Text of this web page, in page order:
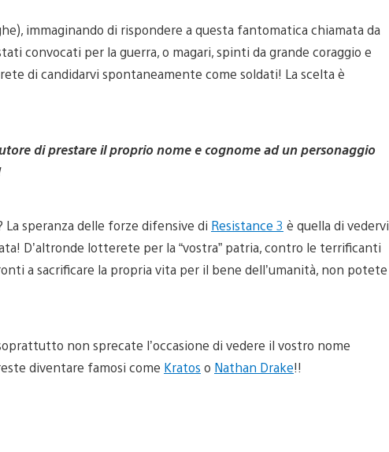
immaginando di rispondere a questa fantomatica chiamata da
convocati per la guerra, o magari, spinti da grande coraggio e
di candidarvi spontaneamente come soldati! La scelta è
di prestare il proprio nome e cognome ad un personaggio
speranza delle forze difensive di Resistance 3 è quella di vedervi
D’altronde lotterete per la “vostra” patria, contro le terrificanti
a sacrificare la propria vita per il bene dell’umanità, non potete
non sprecate l’occasione di vedere il vostro nome
diventare famosi come Kratos o Nathan Drake!!